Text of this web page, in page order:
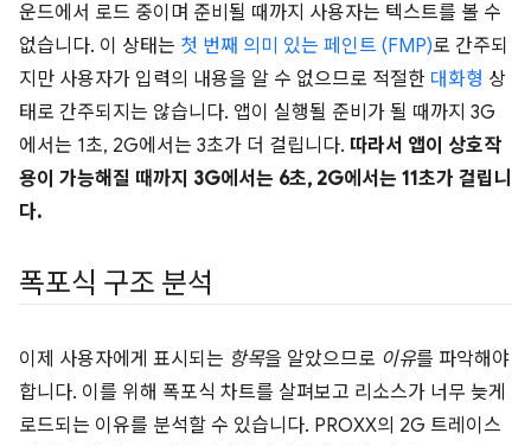
운드에서 로드 중이며 준비될 때까지 사용자는 텍스트를 볼 수
없습니다. 이 상태는 첫 번째 의미 있는 페인트 (FMP)로 간주되
지만 사용자가 입력의 내용을 알 수 없으므로 적절한 대화형 상
태로 간주되지는 않습니다. 앱이 실행될 준비가 될 때까지 3G
에서는 1초, 2G에서는 3초가 더 걸립니다. 따라서 앱이 상호작
용이 가능해질 때까지 3G에서는 6초, 2G에서는 11초가 걸립니
다.
폭포식 구조 분석
이제 사용자에게 표시되는 항목을 알았으므로 이유를 파악해야
합니다. 이를 위해 폭포식 차트를 살펴보고 리소스가 너무 늦게
로드되는 이유를 분석할 수 있습니다. PROXX의 2G 트레이스